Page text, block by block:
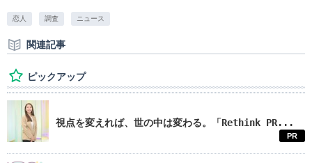
恋人 調査 ニュース
関連記事
ピックアップ
視点を変えれば、世の中は変わる。「Rethink PR...
PR